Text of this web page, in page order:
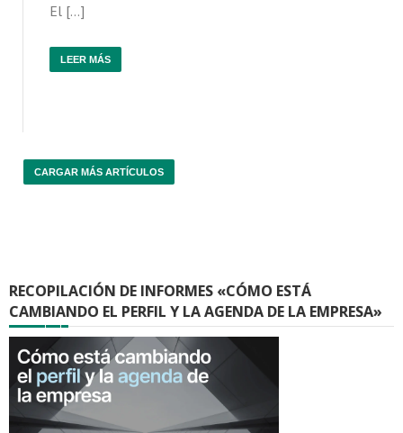
El […]
LEER MÁS
CARGAR MÁS ARTÍCULOS
RECOPILACIÓN DE INFORMES «CÓMO ESTÁ
CAMBIANDO EL PERFIL Y LA AGENDA DE LA EMPRESA»